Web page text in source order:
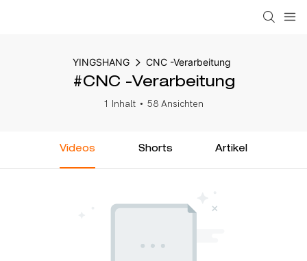
YINGSHANG CNC -Verarbeitung
#CNC -Verarbeitung
1 Inhalt 58 Ansichten
Videos Shorts Artikel